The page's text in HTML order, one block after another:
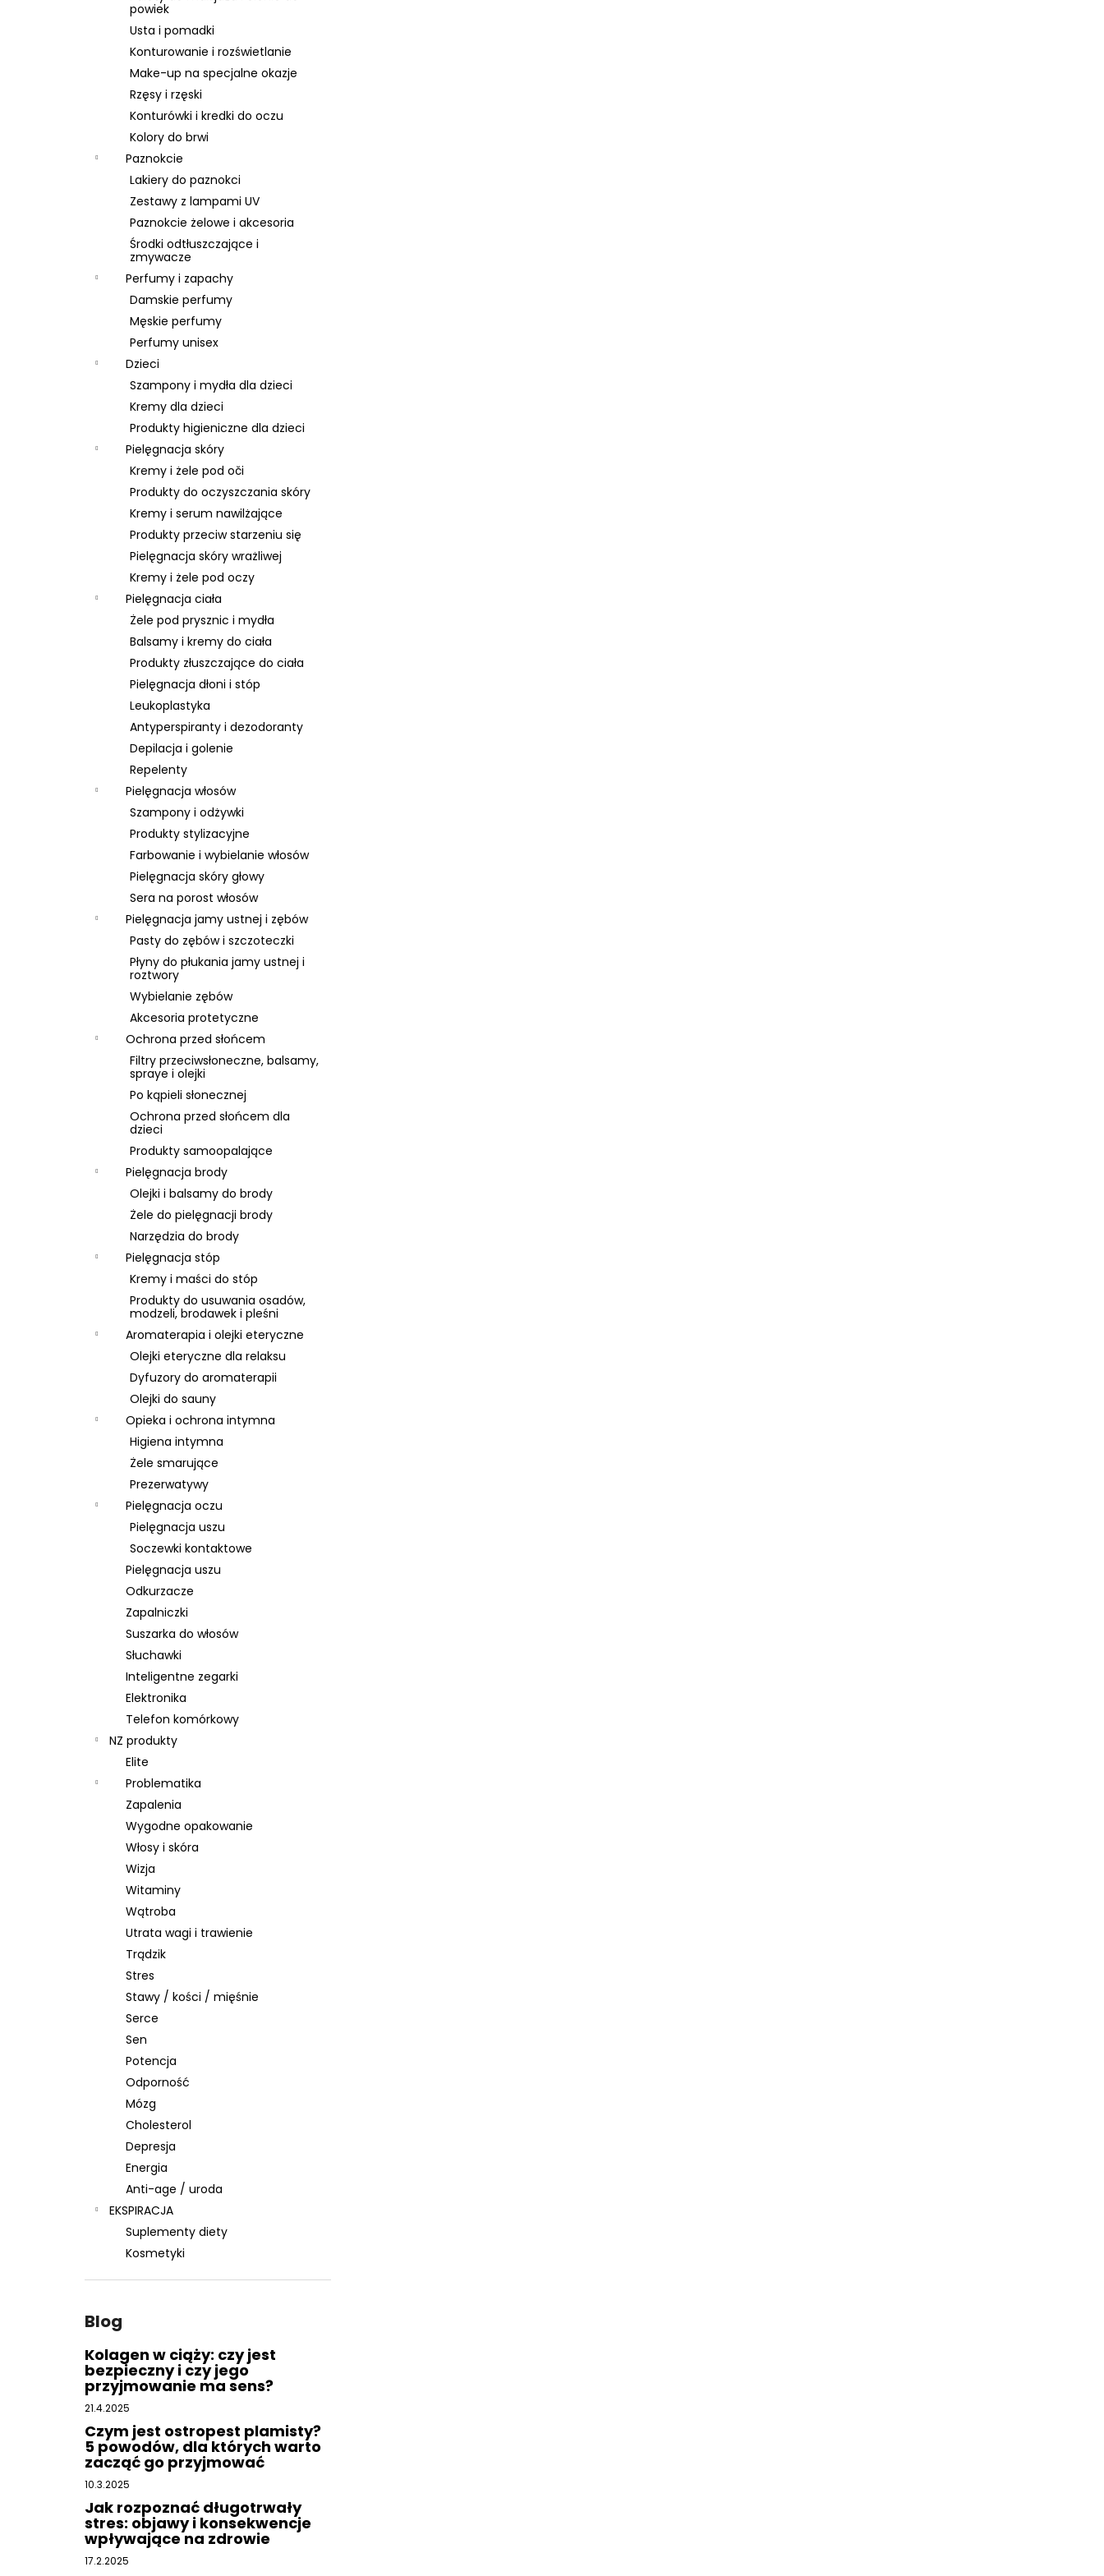
powiek
Usta i pomadki
Konturowanie i rozświetlanie
Make-up na specjalne okazje
Rzęsy i rzęski
Konturówki i kredki do oczu
Kolory do brwi
Paznokcie
Lakiery do paznokci
Zestawy z lampami UV
Paznokcie żelowe i akcesoria
Środki odtłuszczające i
zmywacze
Perfumy i zapachy
Damskie perfumy
Męskie perfumy
Perfumy unisex
Dzieci
Szampony i mydła dla dzieci
Kremy dla dzieci
Produkty higieniczne dla dzieci
Pielęgnacja skóry
Kremy i żele pod oči
Produkty do oczyszczania skóry
Kremy i serum nawilżające
Produkty przeciw starzeniu się
Pielęgnacja skóry wrażliwej
Kremy i żele pod oczy
Pielęgnacja ciała
Żele pod prysznic i mydła
Balsamy i kremy do ciała
Produkty złuszczające do ciała
Pielęgnacja dłoni i stóp
Leukoplastyka
Antyperspiranty i dezodoranty
Depilacja i golenie
Repelenty
Pielęgnacja włosów
Szampony i odżywki
Produkty stylizacyjne
Farbowanie i wybielanie włosów
Pielęgnacja skóry głowy
Sera na porost włosów
Pielęgnacja jamy ustnej i zębów
Pasty do zębów i szczoteczki
Płyny do płukania jamy ustnej i
roztwory
Wybielanie zębów
Akcesoria protetyczne
Ochrona przed słońcem
Filtry przeciwsłoneczne, balsamy,
spraye i olejki
Po kąpieli słonecznej
Ochrona przed słońcem dla
dzieci
Produkty samoopalające
Pielęgnacja brody
Olejki i balsamy do brody
Żele do pielęgnacji brody
Narzędzia do brody
Pielęgnacja stóp
Kremy i maści do stóp
Produkty do usuwania osadów,
modzeli, brodawek i pleśni
Aromaterapia i olejki eteryczne
Olejki eteryczne dla relaksu
Dyfuzory do aromaterapii
Olejki do sauny
Opieka i ochrona intymna
Higiena intymna
Żele smarujące
Prezerwatywy
Pielęgnacja oczu
Pielęgnacja uszu
Soczewki kontaktowe
Pielęgnacja uszu
Odkurzacze
Zapalniczki
Suszarka do włosów
Słuchawki
Inteligentne zegarki
Elektronika
Telefon komórkowy
NZ produkty
Elite
Problematika
Zapalenia
Wygodne opakowanie
Włosy i skóra
Wizja
Witaminy
Wątroba
Utrata wagi i trawienie
Trądzik
Stres
Stawy / kości / mięśnie
Serce
Sen
Potencja
Odporność
Mózg
Cholesterol
Depresja
Energia
Anti-age / uroda
EKSPIRACJA
Suplementy diety
Kosmetyki
Blog
Kolagen w ciąży: czy jest
bezpieczny i czy jego
przyjmowanie ma sens?
21.4.2025
Czym jest ostropest plamisty?
5 powodów, dla których warto
zacząć go przyjmować
10.3.2025
Jak rozpoznać długotrwały
stres: objawy i konsekwencje
wpływające na zdrowie
17.2.2025
SKIN79 SUPER PLUS BEBLESH BALM GOLD
SPF 30, 40 ML, EXP 08/26
Pierwotnie:66 zł